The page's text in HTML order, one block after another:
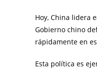
Hoy, China lidera
Gobierno chino
rápidamente en
Esta política es